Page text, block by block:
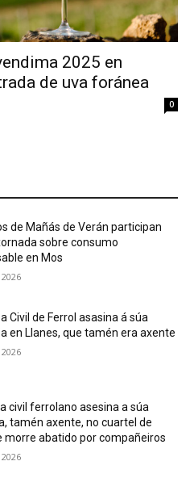
2025 en
de uva foránea
0
de Mañás de Verán participan
sobre consumo
en Mos
Civil de Ferrol asasina á súa
en Llanes, que tamén era axente
civil ferrolano asesina a súa
tamén axente, no cuartel de
morre abatido por compañeiros